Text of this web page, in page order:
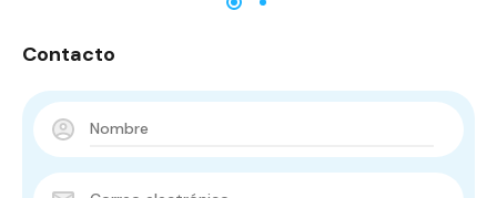
Contacto